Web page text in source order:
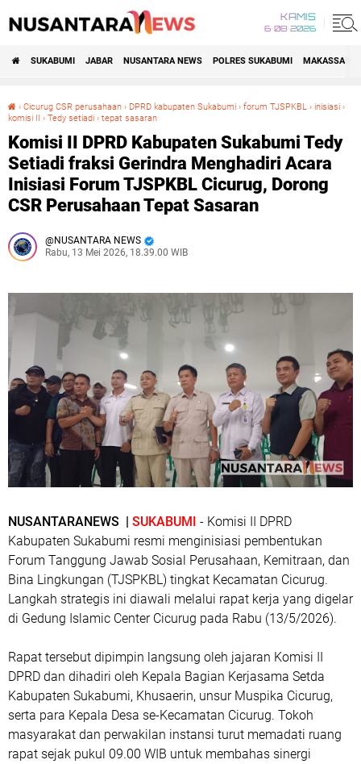
KAMIS
6•08•2026
SUKABUMI JABAR NUSANTARA NEWS POLRES SUKABUMI MAKASSAR
› Cicurug CSR perusahaan › DPRD kabupaten Sukabumi › forum TJSPKBL › inisiasi ›
komisi II › Tedy setiadi › tepat sasaran
Komisi II DPRD Kabupaten Sukabumi Tedy
Setiadi fraksi Gerindra Menghadiri Acara
Inisiasi Forum TJSPKBL Cicurug, Dorong
CSR Perusahaan Tepat Sasaran
NUSANTARA NEWS
Rabu, 13 Mei 2026, 18.39.00 WIB
NUSANTARANEWS | SUKABUMI - Komisi II DPRD
Kabupaten Sukabumi resmi menginisiasi pembentukan
Forum Tanggung Jawab Sosial Perusahaan, Kemitraan, dan
Bina Lingkungan (TJSPKBL) tingkat Kecamatan Cicurug.
Langkah strategis ini diawali melalui rapat kerja yang digelar
di Gedung Islamic Center Cicurug pada Rabu (13/5/2026).
​Rapat tersebut dipimpin langsung oleh jajaran Komisi II
DPRD dan dihadiri oleh Kepala Bagian Kerjasama Setda
Kabupaten Sukabumi, Khusaerin, unsur Muspika Cicurug,
serta para Kepala Desa se-Kecamatan Cicurug. Tokoh
masyarakat dan perwakilan instansi turut memadati ruang
rapat sejak pukul 09.00 WIB untuk membahas sinergi